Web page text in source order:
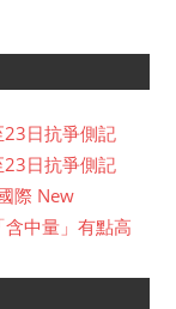
日抗爭側記
日抗爭側記
際 New
中量」有點高